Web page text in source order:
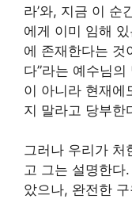
라’와, 지금 이 순
에게 이미 임해 있
에 존재한다는 것
다”라는 예수님
이 아니라 현재에
지 말라고 당부한
그러나 우리가 처
고 그는 설명한다
았으나, 완전한